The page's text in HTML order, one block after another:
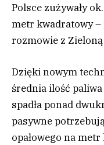
Polsce zużywały
metr kwadratowy
rozmowie z
Dzięki nowym
średnia ilość
spadła ponad
pasywne
opałowego na